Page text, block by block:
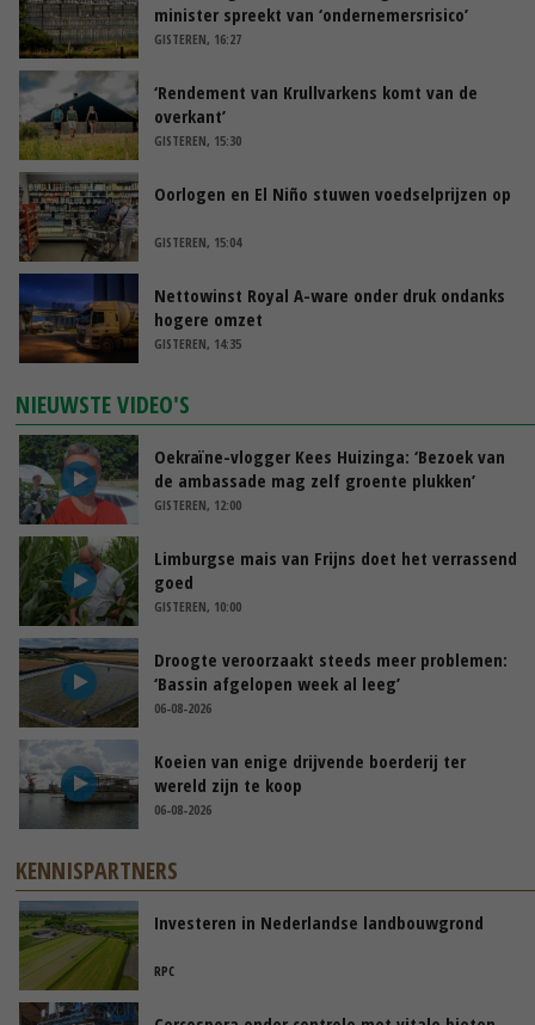
minister spreekt van ‘ondernemersrisico’
GISTEREN, 16:27
‘Rendement van Krullvarkens komt van de
overkant’
GISTEREN, 15:30
Oorlogen en El Niño stuwen voedselprijzen op
GISTEREN, 15:04
Nettowinst Royal A-ware onder druk ondanks
hogere omzet
GISTEREN, 14:35
NIEUWSTE VIDEO'S
Oekraïne-vlogger Kees Huizinga: ‘Bezoek van
de ambassade mag zelf groente plukken’
GISTEREN, 12:00
Limburgse mais van Frijns doet het verrassend
goed
GISTEREN, 10:00
Droogte veroorzaakt steeds meer problemen:
‘Bassin afgelopen week al leeg’
06-08-2026
Koeien van enige drijvende boerderij ter
wereld zijn te koop
06-08-2026
KENNISPARTNERS
Investeren in Nederlandse landbouwgrond
RPC